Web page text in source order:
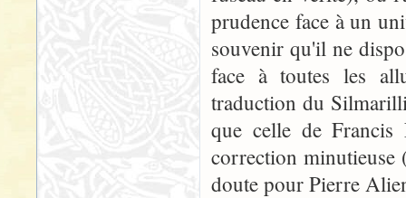
prudence face à un
souvenir qu'il ne
face à toutes les
traduction du
que celle de Francis
correction minutieuse
doute pour Pierre